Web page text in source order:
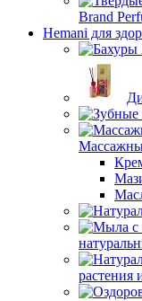
Brand
Hemani для
растения